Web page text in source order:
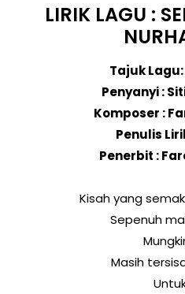
LIRIK LAGU :
Tajuk
Penyanyi :
Komposer :
Penulis
Penerbit :
Kisah yang
Sepenuh
Masih